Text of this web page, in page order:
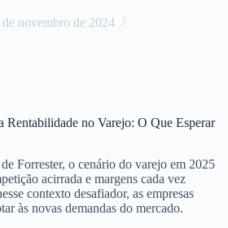
de novembro de 2024
Rentabilidade no Varejo: O Que Esperar
Forrester, o cenário do varejo em 2025
acirrada e margens cada vez
contexto desafiador, as empresas
às novas demandas do mercado.